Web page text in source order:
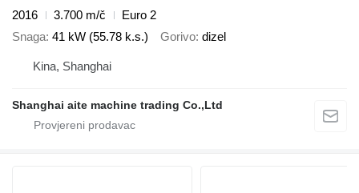
2016
3.700 m/č
Euro 2
Snaga 41 kW (55.78 k.s.) Gorivo dizel
Kina, Shanghai
Shanghai aite machine trading Co.,Ltd